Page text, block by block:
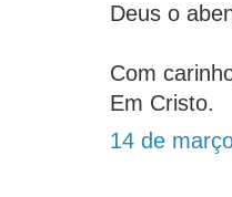
Deus o
Com
Em Cristo.
14 de